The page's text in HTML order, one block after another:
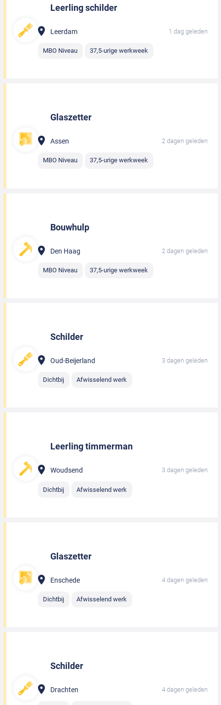
Leerling schilder
Leerdam 1 dag geleden
MBO Niveau 37,5-urige werkweek
Glaszetter
Assen 2 dagen geleden
MBO Niveau 37,5-urige werkweek
Bouwhulp
Den Haag 2 dagen geleden
MBO Niveau 37,5-urige werkweek
Schilder
Oud-Beijerland 3 dagen geleden
Dichtbij Afwisselend werk
Leerling timmerman
Woudsend 3 dagen geleden
Dichtbij Afwisselend werk
Glaszetter
Enschede 4 dagen geleden
Dichtbij Afwisselend werk
Schilder
Drachten 4 dagen geleden